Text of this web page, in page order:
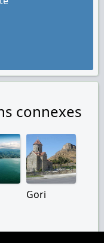
connexes
Gori